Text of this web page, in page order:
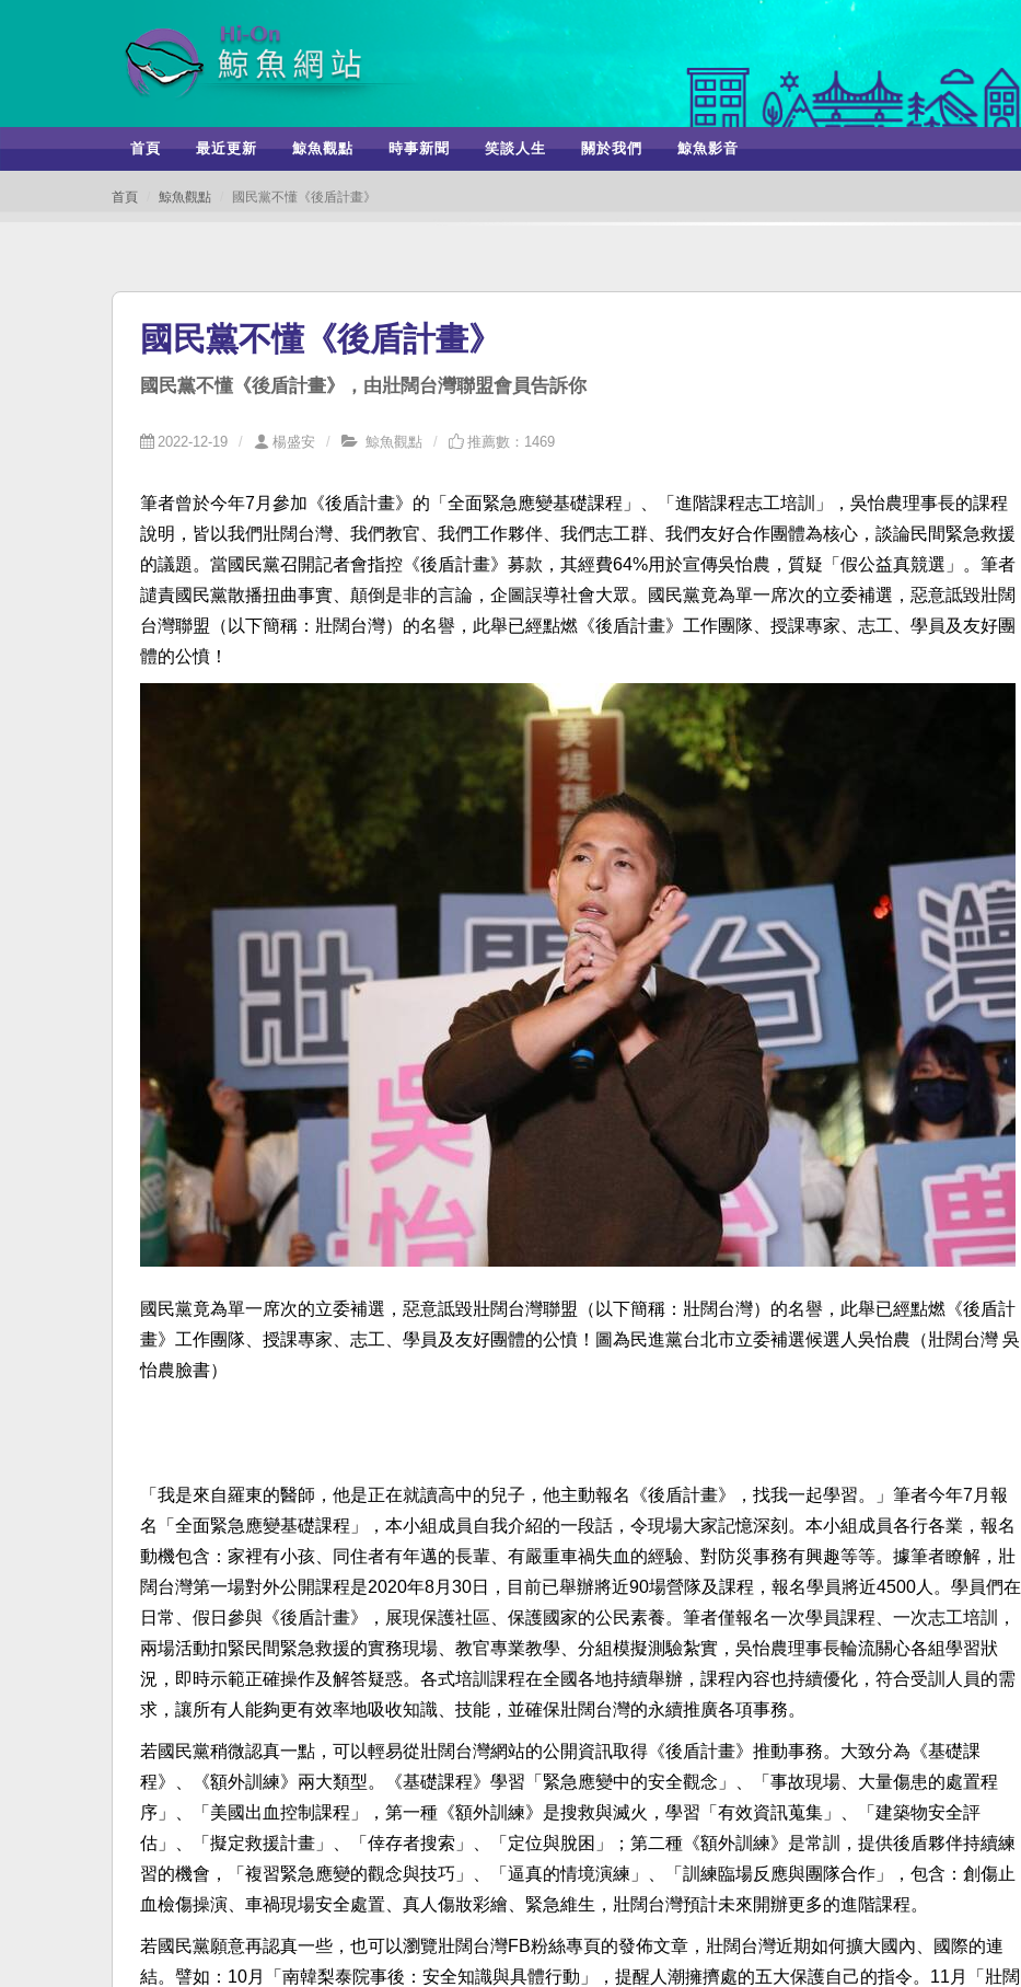
首頁 最近更新 鯨魚觀點 時事新聞 笑談人生 關於我們 鯨魚影音
首頁 鯨魚觀點 國民黨不懂《後盾計畫》
國民黨不懂《後盾計畫》
國民黨不懂《後盾計畫》，由壯闊台灣聯盟會員告訴你
2022-12-19 楊盛安 鯨魚觀點 推薦數：1469
筆者曾於今年7月參加《後盾計畫》的「全面緊急應變基礎課程」、「進階課程志工培訓」，吳怡農理事長的課程
說明，皆以我們壯闊台灣、我們教官、我們工作夥伴、我們志工群、我們友好合作團體為核心，談論民間緊急救援
的議題。當國民黨召開記者會指控《後盾計畫》募款，其經費64%用於宣傳吳怡農，質疑「假公益真競選」。筆者
譴責國民黨散播扭曲事實、顛倒是非的言論，企圖誤導社會大眾。國民黨竟為單一席次的立委補選，惡意詆毀壯闊
台灣聯盟（以下簡稱：壯闊台灣）的名譽，此舉已經點燃《後盾計畫》工作團隊、授課專家、志工、學員及友好團
體的公憤！
國民黨竟為單一席次的立委補選，惡意詆毀壯闊台灣聯盟（以下簡稱：壯闊台灣）的名譽，此舉已經點燃《後盾計
畫》工作團隊、授課專家、志工、學員及友好團體的公憤！圖為民進黨台北市立委補選候選人吳怡農（壯闊台灣 吳
怡農臉書）
「我是來自羅東的醫師，他是正在就讀高中的兒子，他主動報名《後盾計畫》，找我一起學習。」筆者今年7月報
名「全面緊急應變基礎課程」，本小組成員自我介紹的一段話，令現場大家記憶深刻。本小組成員各行各業，報名
動機包含：家裡有小孩、同住者有年邁的長輩、有嚴重車禍失血的經驗、對防災事務有興趣等等。據筆者瞭解，壯
闊台灣第一場對外公開課程是2020年8月30日，目前已舉辦將近90場營隊及課程，報名學員將近4500人。學員們在
日常、假日參與《後盾計畫》，展現保護社區、保護國家的公民素養。筆者僅報名一次學員課程、一次志工培訓，
兩場活動扣緊民間緊急救援的實務現場、教官專業教學、分組模擬測驗紮實，吳怡農理事長輪流關心各組學習狀
況，即時示範正確操作及解答疑惑。各式培訓課程在全國各地持續舉辦，課程內容也持續優化，符合受訓人員的需
求，讓所有人能夠更有效率地吸收知識、技能，並確保壯闊台灣的永續推廣各項事務。
若國民黨稍微認真一點，可以輕易從壯闊台灣網站的公開資訊取得《後盾計畫》推動事務。大致分為《基礎課
程》、《額外訓練》兩大類型。《基礎課程》學習「緊急應變中的安全觀念」、「事故現場、大量傷患的處置程
序」、「美國出血控制課程」，第一種《額外訓練》是搜救與滅火，學習「有效資訊蒐集」、「建築物安全評
估」、「擬定救援計畫」、「倖存者搜索」、「定位與脫困」；第二種《額外訓練》是常訓，提供後盾夥伴持續練
習的機會，「複習緊急應變的觀念與技巧」、「逼真的情境演練」、「訓練臨場反應與團隊合作」，包含：創傷止
血檢傷操演、車禍現場安全處置、真人傷妝彩繪、緊急維生，壯闊台灣預計未來開辦更多的進階課程。
若國民黨願意再認真一些，也可以瀏覽壯闊台灣FB粉絲專頁的發佈文章，壯闊台灣近期如何擴大國內、國際的連
結。譬如：10月「南韓梨泰院事後：安全知識與具體行動」，提醒人潮擁擠處的五大保護自己的指令。11月「壯闊